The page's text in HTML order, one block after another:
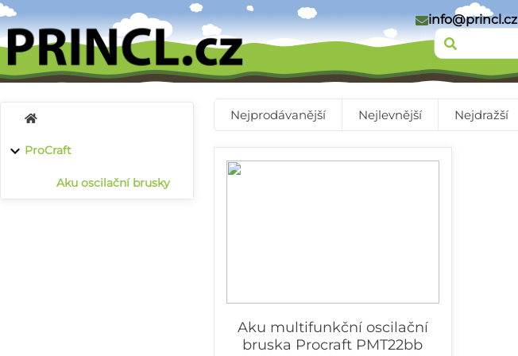
info@princl.cz
ProCraft
Aku oscilační brusky
Nejprodávanější Nejlevnější Nejdražší
Aku multifunkční oscilační
bruska Procraft PMT22bb